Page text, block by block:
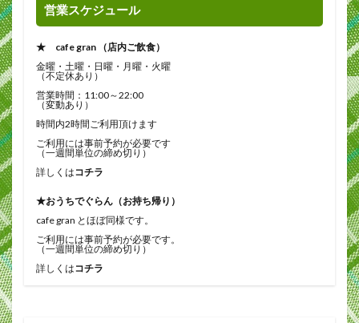
営業スケジュール
★ cafe gran （店内ご飲食）
金曜・土曜・日曜・月曜・火曜
（不定休あり）
営業時間：11:00～22:00
（変動あり）
時間内2時間ご利用頂けます
ご利用には事前予約が必要です
（一週間単位の締め切り）
詳しくはコチラ
★おうちでぐらん（お持ち帰り）
cafe gran とほぼ同様です。
ご利用には事前予約が必要です。
（一週間単位の締め切り）
詳しくはコチラ